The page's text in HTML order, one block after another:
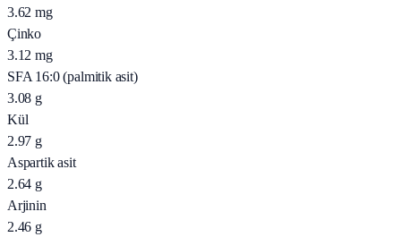
3.62 mg
Çinko
3.12 mg
SFA 16:0 (palmitik asit)
3.08 g
Kül
2.97 g
Aspartik asit
2.64 g
Arjinin
2.46 g